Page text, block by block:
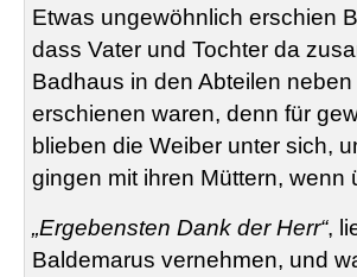
Etwas ungewöhnlich erschien
dass Vater und Tochter da
Badhaus in den Abteilen
erschienen waren, denn für
blieben die Weiber unter sich,
gingen mit ihren Müttern, wenn
„Ergebensten Dank der Herr“,
Baldemarus vernehmen, und